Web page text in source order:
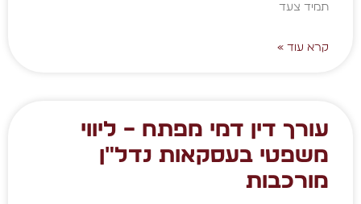
תמיד צעד
קרא עוד »
עורך דין דמי מפתח – ליווי
משפטי בעסקאות נדל״ן
מורכבות